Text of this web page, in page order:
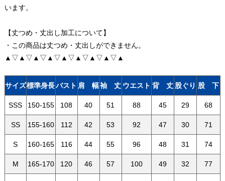
います。
【丈つめ・丈出し加工について】
・この商品は丈つめ・丈出しができません。
▲▽▲▽▲▽▲▽▲▽▲▽▲▽▲▽▲
サイズ標準身長バスト 肩 幅袖 丈 ウエスト 背 丈 股ぐり 股 下
SSS 150-155 108 40 51 88 45 29 68
SS 155-160 112 42 53 92 47 30 71
S 160-165 116 44 55 96 48 31 74
M 165-170 120 46 57 100 49 32 77